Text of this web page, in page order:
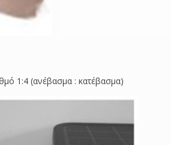
1:4 (ανέβασμα : κατέβασμα)